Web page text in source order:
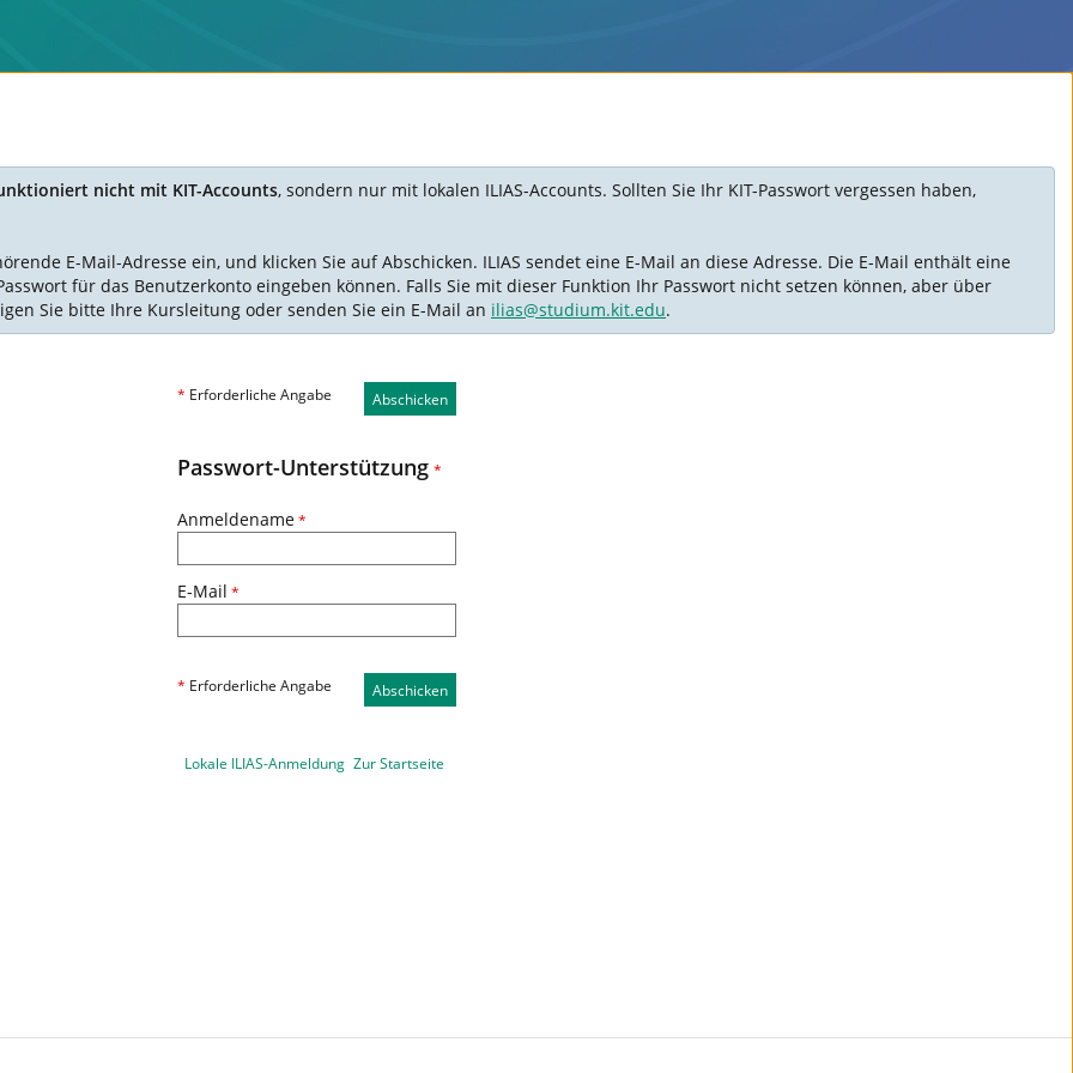
nicht mit KIT-Accounts, sondern nur mit lokalen ILIAS-Accounts. Sollten Sie Ihr KIT-Passwort vergessen haben,
E-Mail-Adresse ein, und klicken Sie auf Abschicken. ILIAS sendet eine E-Mail an diese Adresse. Die E-Mail enthält eine
für das Benutzerkonto eingeben können. Falls Sie mit dieser Funktion Ihr Passwort nicht setzen können, aber über
Sie bitte Ihre Kursleitung oder senden Sie ein E-Mail an ilias@studium.kit.edu.
Abschicken
* Erforderliche Angabe
Passwort-Unterstützung *
Anmeldename *
E-Mail *
* Erforderliche Angabe Abschicken
Lokale ILIAS-Anmeldung Zur Startseite